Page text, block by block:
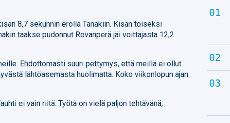
8,7 sekunnin erolla Tänakiin. Kisan toiseksi
taakse pudonnut Rovanperä jäi voittajasta 12,2
Ehdottomasti suuri pettymys, että meillä ei ollut
lähtöasemasta huolimatta. Koko viikonlopun ajan
ei vain riitä. Työtä on vielä paljon tehtävänä,